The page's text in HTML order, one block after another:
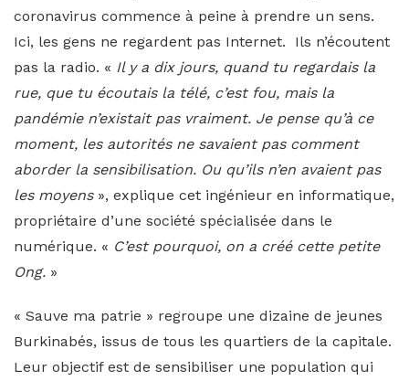
coronavirus commence à peine à prendre un sens.
Ici, les gens ne regardent pas Internet. Ils n’écoutent
pas la radio. « Il y a dix jours, quand tu regardais la
rue, que tu écoutais la télé, c’est fou, mais la
pandémie n’existait pas vraiment. Je pense qu’à ce
moment, les autorités ne savaient pas comment
aborder la sensibilisation. Ou qu’ils n’en avaient pas
les moyens», explique cet ingénieur en informatique,
propriétaire d’une société spécialisée dans le
numérique. « C’est pourquoi, on a créé cette petite
Ong. »
« Sauve ma patrie » regroupe une dizaine de jeunes
Burkinabés, issus de tous les quartiers de la capitale.
Leur objectif est de sensibiliser une population qui